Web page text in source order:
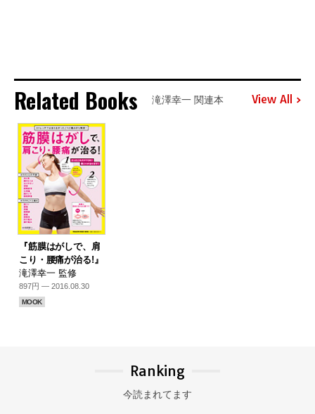
Related Books 滝澤幸一 関連本 View All
『筋膜はがしで、肩
こり・腰痛が治る!』
滝澤幸一 監修
897円 — 2016.08.30
MOOK
Ranking
今読まれてます